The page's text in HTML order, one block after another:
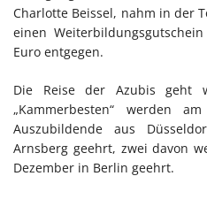
Charlotte Beissel, nahm in der
einen
Euro entgegen.
Die Reise der Azubis geht
„Kammerbesten“ werden
Auszubildende aus
Arnsberg geehrt, zwei davon
Dezember in Berlin geehrt.